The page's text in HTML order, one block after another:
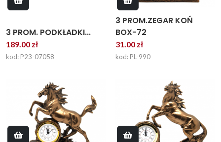
3 PROM. PODKŁADKI...
189.00 zł
kod: P23-07058
3 PROM.ZEGAR KOŃ
BOX-72
31.00 zł
kod: PL-990